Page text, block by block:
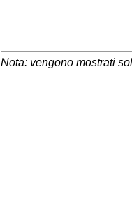
Nota: vengono mostrati